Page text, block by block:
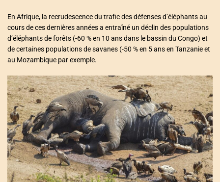
En Afrique, la recrudescence du trafic des défenses d’éléphants au
cours de ces dernières années a entraîné un déclin des populations
d’éléphants de forêts (-60 % en 10 ans dans le bassin du Congo) et
de certaines populations de savanes (-50 % en 5 ans en Tanzanie et
au Mozambique par exemple.